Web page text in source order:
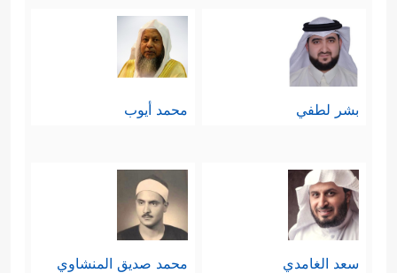
بشر لطفي محمد أيوب
سعد الغامدي محمد صديق المنشاوي